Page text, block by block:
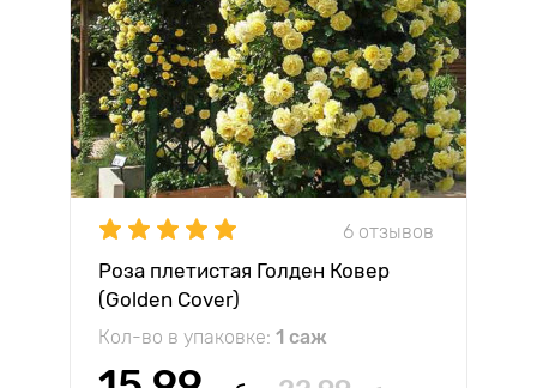
6 отзывов
Роза плетистая Голден Ковер
(Golden Cover)
Кол-во в упаковке: 1 саж